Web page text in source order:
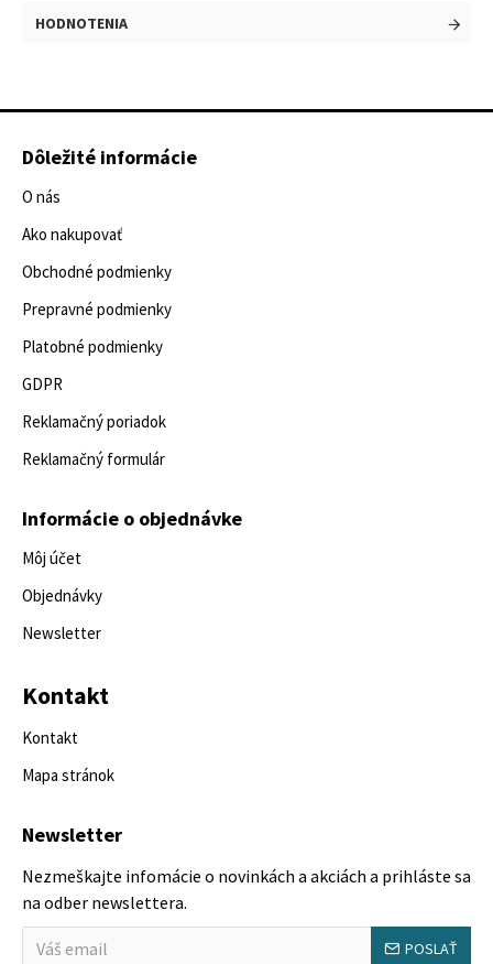
HODNOTENIA
Dôležité informácie
O nás
Ako nakupovať
Obchodné podmienky
Prepravné podmienky
Platobné podmienky
GDPR
Reklamačný poriadok
Reklamačný formulár
Informácie o objednávke
Môj účet
Objednávky
Newsletter
Kontakt
Kontakt
Mapa stránok
Newsletter
Nezmeškajte infomácie o novinkách a akciách a prihláste sa
na odber newslettera.
POSLAŤ